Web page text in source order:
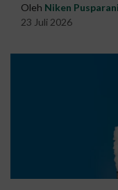
Oleh Niken
23 Juli 2026